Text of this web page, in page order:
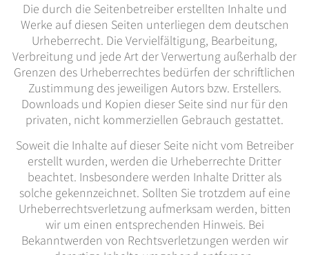
Die durch die Seitenbetreiber erstellten Inhalte und
Werke auf diesen Seiten unterliegen dem deutschen
Urheberrecht. Die Vervielfältigung, Bearbeitung,
Verbreitung und jede Art der Verwertung außerhalb der
Grenzen des Urheberrechtes bedürfen der schriftlichen
Zustimmung des jeweiligen Autors bzw. Erstellers.
Downloads und Kopien dieser Seite sind nur für den
privaten, nicht kommerziellen Gebrauch gestattet.
Soweit die Inhalte auf dieser Seite nicht vom Betreiber
erstellt wurden, werden die Urheberrechte Dritter
beachtet. Insbesondere werden Inhalte Dritter als
solche gekennzeichnet. Sollten Sie trotzdem auf eine
Urheberrechtsverletzung aufmerksam werden, bitten
wir um einen entsprechenden Hinweis. Bei
Bekanntwerden von Rechtsverletzungen werden wir